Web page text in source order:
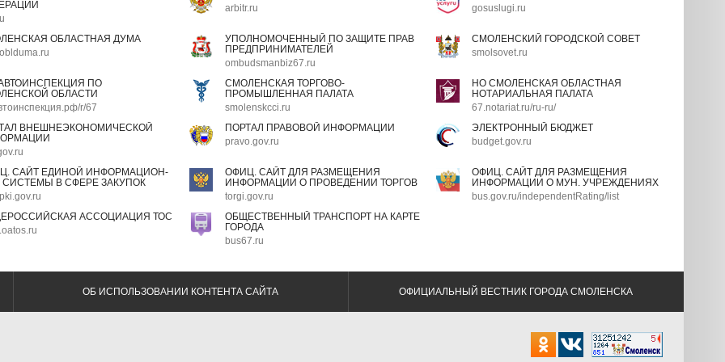
arbitr.ru
gosuslugi.ru
ОБЛАСТНАЯ ДУМА
УПОЛНОМОЧЕННЫЙ ПО ЗАЩИТЕ ПРАВ
ПРЕДПРИНИМАТЕЛЕЙ
ombudsmanbiz67.ru
СМОЛЕНСКИЙ ГОРОДСКОЙ СОВЕТ
smolsovet.ru
ПО
ОБЛАСТИ
r/67
СМОЛЕНСКАЯ ТОРГОВО-
ПРОМЫШЛЕННАЯ ПАЛАТА
smolenskcci.ru
НО СМОЛЕНСКАЯ ОБЛАСТНАЯ
НОТАРИАЛЬНАЯ ПАЛАТА
67.notariat.ru/ru-ru/
ВНЕШНЕЭКОНОМИЧЕСКОЙ
ПОРТАЛ ПРАВОВОЙ ИНФОРМАЦИИ
pravo.gov.ru
ЭЛЕКТРОННЫЙ БЮДЖЕТ
budget.gov.ru
САЙТ ЕДИНОЙ ИНФОРМАЦИОН-
СИСТЕМЫ В СФЕРЕ ЗАКУПОК
ОФИЦ. САЙТ ДЛЯ РАЗМЕЩЕНИЯ
ИНФОРМАЦИИ О ПРОВЕДЕНИИ ТОРГОВ
torgi.gov.ru
ОФИЦ. САЙТ ДЛЯ РАЗМЕЩЕНИЯ
ИНФОРМАЦИИ О МУН. УЧРЕЖДЕНИЯХ
bus.gov.ru/independentRating/list
АССОЦИАЦИЯ ТОС
ОБЩЕСТВЕННЫЙ ТРАНСПОРТ НА КАРТЕ
ГОРОДА
bus67.ru
ОБ ИСПОЛЬЗОВАНИИ КОНТЕНТА САЙТА ОФИЦИАЛЬНЫЙ ВЕСТНИК ГОРОДА СМОЛЕНСКА